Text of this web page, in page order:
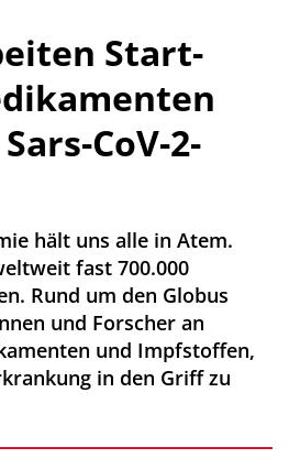
Start-
CoV-2-
hält uns alle in Atem.
fast 700.000
Rund um den Globus
und Forscher an
und Impfstoffen,
in den Griff zu